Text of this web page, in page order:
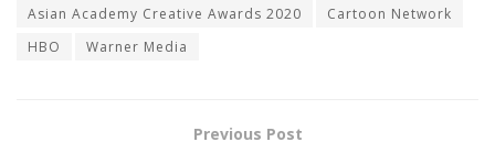
Asian Academy Creative Awards 2020
Cartoon Network
HBO
Warner Media
Previous Post